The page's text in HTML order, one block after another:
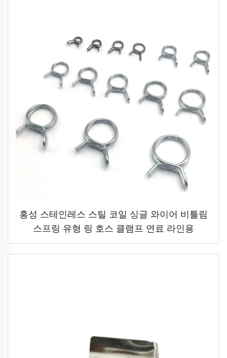
홍성 스테인레스 스틸 코일 싱글 와이어 비틀림
스프링 유형 링 호스 클램프 연료 라인용